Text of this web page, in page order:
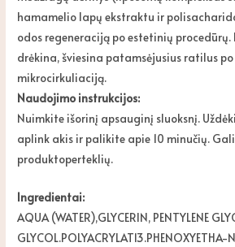
hamamelio lapų ekstraktu ir
odos regeneraciją po estetinių procedūrų.
drėkina, šviesina patamsėjusius ratilus
mikrocirkuliaciją.
Naudojimo instrukcijos:
Nuimkite išorinį apsauginį sluoksnį.
aplink akis ir palikite apie 10 minučių.
produktoperteklių.
Ingredientai:
AQUA (WATER),GLYCERIN, PENTYLENE
GLYCOL.POLYACRYLAT13.PHENOXYETHA-